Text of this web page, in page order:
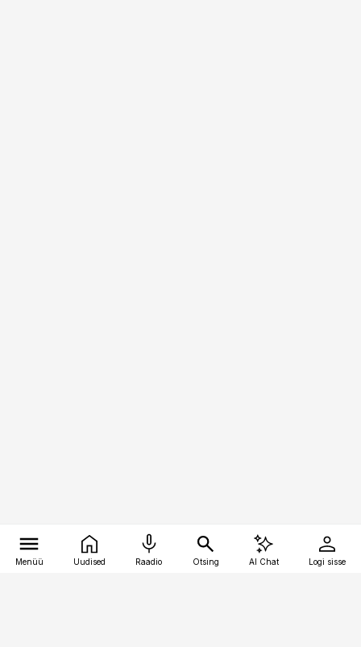
Menüü Uudised Raadio Otsing AI Chat Logi sisse